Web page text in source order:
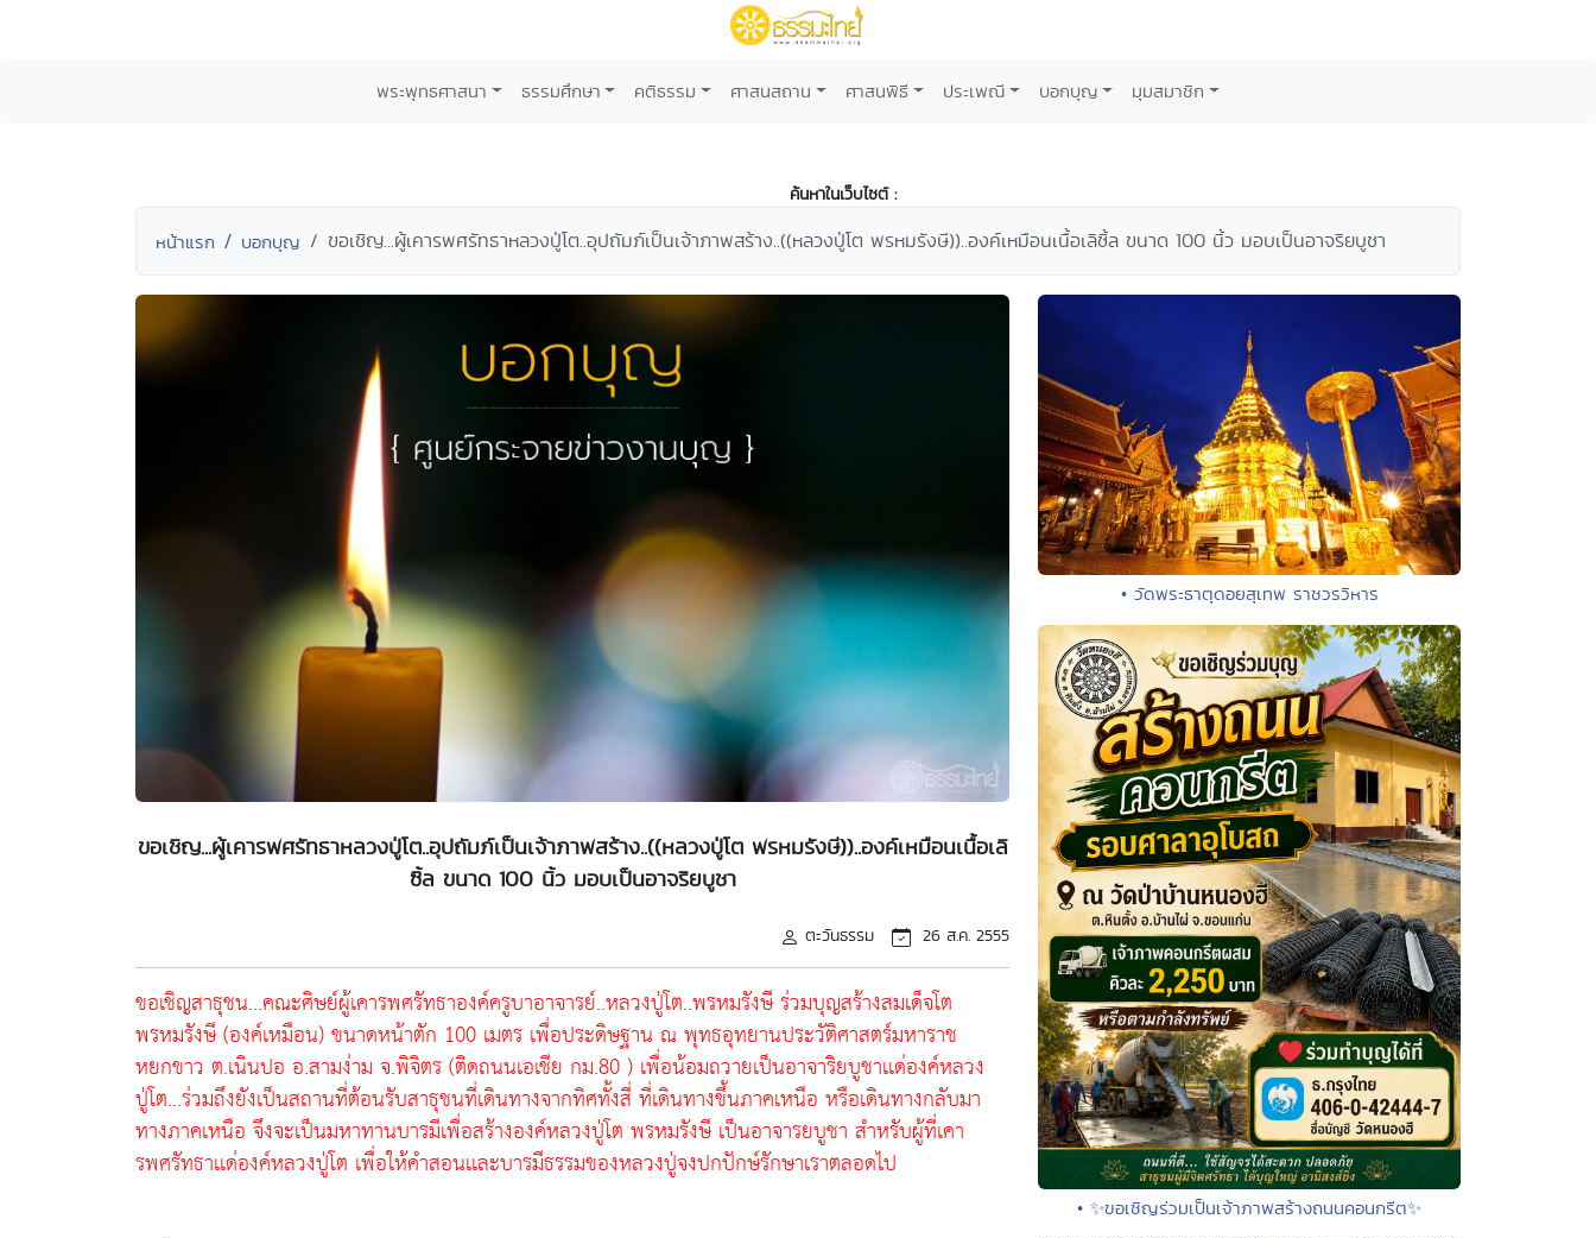
พระพุทธศาสนา ธรรมศึกษา คติธรรม ศาสนสถาน ศาสนพิธี ประเพณี บอกบุญ มุมสมาชิก
ค้นหาในเว็บไซต์ :
หน้าแรก บอกบุญ ขอเชิญ...ผู้เคารพศรัทธาหลวงปู่โต..อุปถัมภ์เป็นเจ้าภาพสร้าง..((หลวงปู่โต พรหมรังษี))..องค์เหมือนเนื้อเลิซิ้ล ขนาด 100 นิ้ว มอบเป็นอาจริยบูชา
ขอเชิญ...ผู้เคารพศรัทธาหลวงปู่โต..อุปถัมภ์เป็นเจ้าภาพสร้าง..((หลวงปู่โต พรหมรังษี))..องค์เหมือนเนื้อเลิ
ซิ้ล ขนาด 100 นิ้ว มอบเป็นอาจริยบูชา
ตะวันธรรม 26 ส.ค. 2555
ขอเชิญสาธุชน...คณะศิษย์ผู้เคารพศรัทธาองค์ครูบาอาจารย์..หลวงปู่โต..พรหมรังษี ร่วมบุญสร้างสมเด็จโต
พรหมรังษี (องค์เหมือน) ขนาดหน้าตัก 100 เมตร เพื่อประดิษฐาน ณ พุทธอุทยานประวัติศาสตร์มหาราช
หยกขาว ต.เนินปอ อ.สามง่าม จ.พิจิตร (ติดถนนเอเชีย กม.80 ) เพื่อน้อมถวายเป็นอาจาริยบูชาเเด่องค์หลวง
ปู่โต...ร่วมถึงยังเป็นสถานที่ต้อนรับสาธุชนที่เดินทางจากทิศทั้งสี่ ที่เดินทางขึ้นภาคเหนือ หรือเดินทางกลับมา
ทางภาคเหนือ จึงจะเป็นมหาทานบารมีเพื่อสร้างองค์หลวงปู่โต พรหมรังษี เป็นอาจารยบูชา สำหรับผู้ที่เคา
รพศรัทธาเเด่องค์หลวงปู่โต เพื่อให้คำสอนเเละบารมีธรรมของหลวงปู่จงปกปักษ์รักษาเราตลอดไป
• วัดพระธาตุดอยสุเทพ ราชวรวิหาร
• ✨ขอเชิญร่วมเป็นเจ้าภาพสร้างถนนคอนกรีต✨